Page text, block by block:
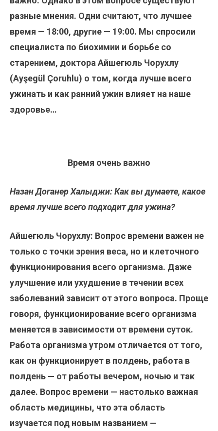
разные мнения. Одни считают, что лучшее
время — 18:00, другие — 19:00. Мы спросили
специалиста по биохимии и борьбе со
старением, доктора Айшегюль Чорухлу
(Ayşegül Çoruhlu) о том, когда лучше всего
ужинать и как ранний ужин влияет на наше
здоровье…
Время очень важно
Назан Доганер Халыджи: Как вы думаете, какое
время лучше всего подходит для ужина?
Айшегюль Чорухлу: Вопрос времени важен не
только с точки зрения веса, но и клеточного
функционирования всего организма. Даже
улучшение или ухудшение в течении всех
заболеваний зависит от этого вопроса. Проще
говоря, функционирование всего организма
меняется в зависимости от времени суток.
Работа организма утром отличается от того,
как он функционирует в полдень, работа в
полдень — от работы вечером, ночью и так
далее. Вопрос времени — настолько важная
область медицины, что эта область
изучается под новым названием —